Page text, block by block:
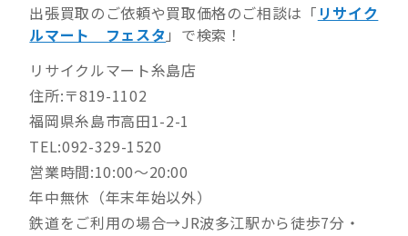
出張買取のご依頼や買取価格のご相談は「 リサイク
ルマート フェスタ 」で検索！
リサイクルマート糸島店
住所:〒819-1102
福岡県糸島市高田1-2-1
TEL:092-329-1520
営業時間:10:00～20:00
年中無休（年末年始以外）
鉄道をご利用の場合→JR波多江駅から徒歩7分・